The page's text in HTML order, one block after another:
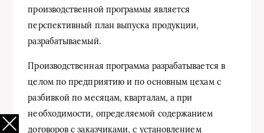
производственной программы является
перспективный план выпуска продукции,
разрабатываемый.
Производственная программа разрабатывается в
целом по предприятию и по основным цехам с
разбивкой по месяцам, кварталам, а при
необходимости, определяемой содержанием
договоров с заказчиками, с установлением